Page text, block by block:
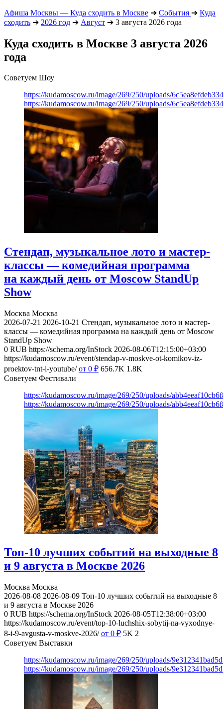
Афиша Москвы — Куда сходить в Москве ➔ События ➔ Куда
сходить ➔ 2026 год ➔ Август ➔ 3 августа 2026 года
Куда сходить в Москве 3 августа 2026
года
Советуем Шоу
https://kudamoscow.ru/image/269/250/uploads/
https://kudamoscow.ru/image/269/250/uploads/
Стендап, музыкальное лото и мастер-
классы — комедийная программа
на каждый день от Moscow StandUp
Show
Москва Москва
2026-07-21 2026-10-21 Стендап, музыкальное лото и мастер-
классы — комедийная программа на каждый день от Moscow
StandUp Show
0 RUB https://schema.org/InStock 2026-08-06T12:15:00+03:00
https://kudamoscow.ru/event/stendap-v-moskve-ot-komikov-iz-
proektov-tnt-i-youtube/ от 0 ₽ 656.7K 1.8K
Советуем Фестивали
https://kudamoscow.ru/image/269/250/uploads/
https://kudamoscow.ru/image/269/250/uploads/
Топ-10 лучших событий на выходные 8
и 9 августа в Москве 2026
Москва Москва
2026-08-08 2026-08-09 Топ-10 лучших событий на выходные 8
и 9 августа в Москве 2026
0 RUB https://schema.org/InStock 2026-08-05T12:38:00+03:00
https://kudamoscow.ru/event/top-10-luchshix-sobytij-na-vyxodnye-
8-i-9-avgusta-v-moskve-2026/ от 0 ₽ 5K 2
Советуем Выставки
https://kudamoscow.ru/image/269/250/uploads/
https://kudamoscow.ru/image/269/250/uploads/